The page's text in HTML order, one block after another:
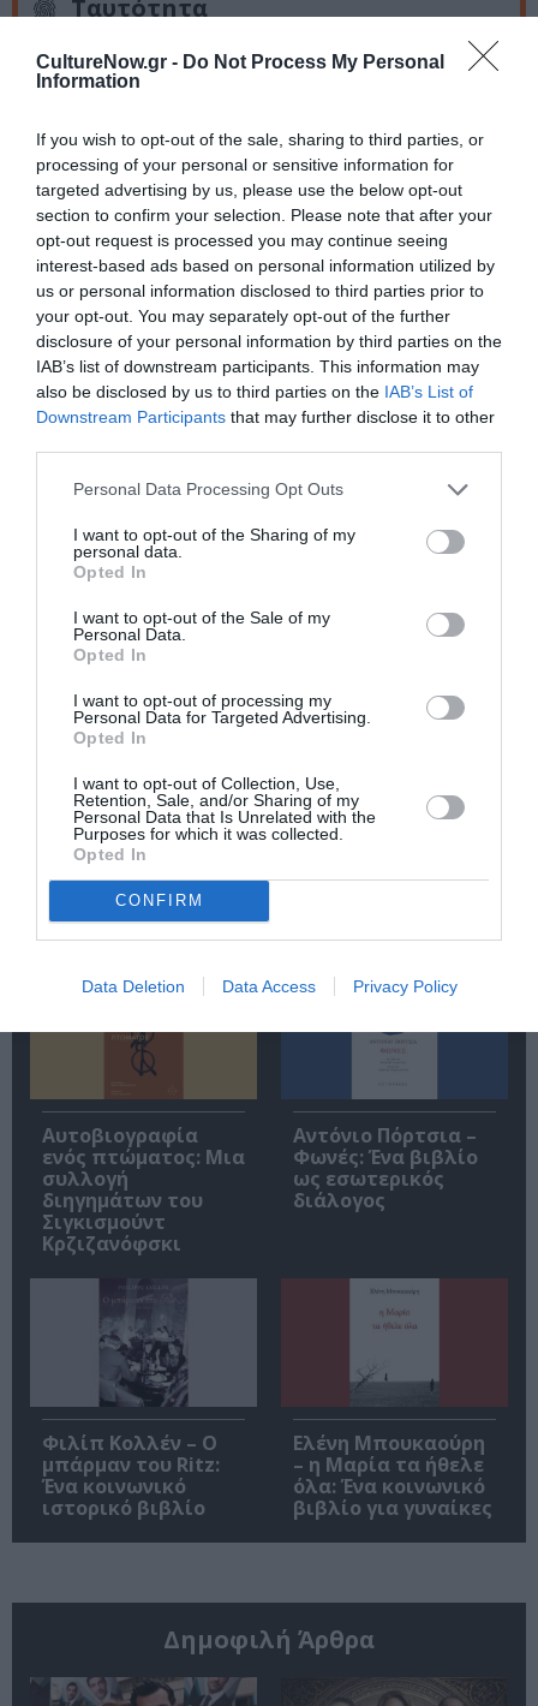
CultureNow.gr - Do Not Process My Personal
Information
If you wish to opt-out of the sale, sharing to third parties, or
processing of your personal or sensitive information for
targeted advertising by us, please use the below opt-out
section to confirm your selection. Please note that after your
opt-out request is processed you may continue seeing
interest-based ads based on personal information utilized by
us or personal information disclosed to third parties prior to
your opt-out. You may separately opt-out of the further
disclosure of your personal information by third parties on the
IAB’s list of downstream participants. This information may
also be disclosed by us to third parties on the IAB’s List of
Downstream Participants that may further disclose it to other
Personal Data Processing Opt Outs
I want to opt-out of the Sharing of my
personal data.
Opted In
I want to opt-out of the Sale of my
Personal Data.
Opted In
I want to opt-out of processing my
Personal Data for Targeted Advertising.
Opted In
I want to opt-out of Collection, Use,
Retention, Sale, and/or Sharing of my
Personal Data that Is Unrelated with the
Purposes for which it was collected.
Opted In
CONFIRM
Data Deletion Data Access Privacy Policy
Ταυτότητα
ΠΛΗΡΟΦΟΡΙΕΣ ΕΚΔΟΣΗΣ:
0, σελ. 224, τιμή: 12.50 €, Μάιος 2013
Ακολουθήστε το Culturenow.gr στοGoogle Newsκαι
μάθετε πρώτοι όλες τις ειδήσεις
Δείτε όλα τατελευταία νέαγια την Τέχνη και τον
Πολιτισμό στοCulturenow.gr
Νέοι Διαγωνισμοί❯
Tags
Newsletter
Κάθε βδομάδα στο e-mail σας τα τελευταία νέα για
την Τέχνη και τον Πολιτισμό!
Ακολουθήστε το Culturenow.gr
Σχετικά Άρθρα
Αυτοβιογραφία
ενός πτώματος: Μια
συλλογή
διηγημάτων του
Σιγκισμούντ
Κρζιζανόφσκι
Αντόνιο Πόρτσια –
Φωνές: Ένα βιβλίο
ως εσωτερικός
διάλογος
Φιλίπ Κολλέν – Ο
μπάρμαν του Ritz:
Ένα κοινωνικό
ιστορικό βιβλίο
Ελένη Μπουκαούρη
– η Μαρία τα ήθελε
όλα: Ένα κοινωνικό
βιβλίο για γυναίκες
Δημοφιλή Άρθρα